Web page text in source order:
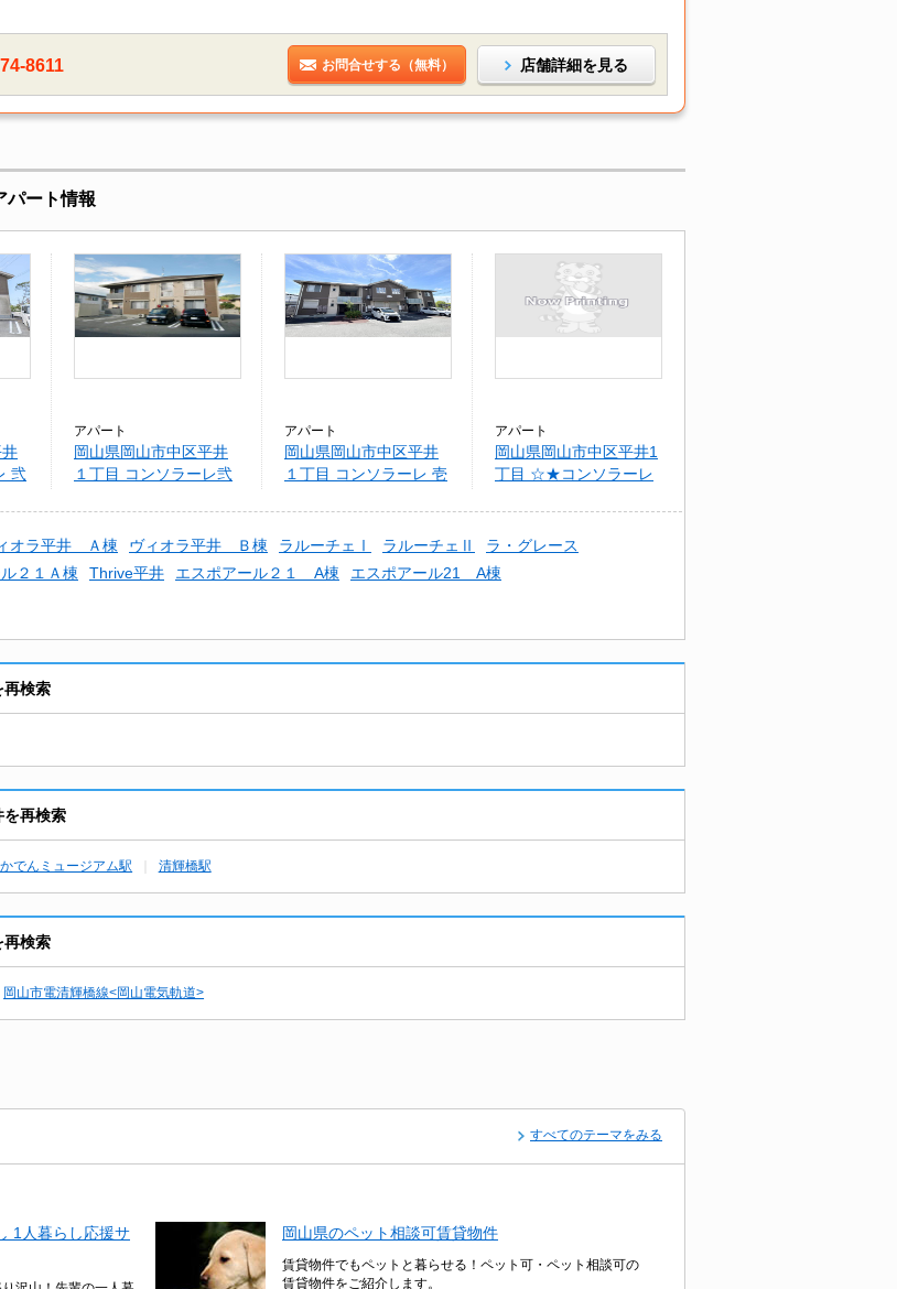
8611 お問合せする（無料） 店舗詳細を見る
パート情報
弐
アパート
岡山県岡山市中区平井
１丁目 コンソラーレ弐
アパート
岡山県岡山市中区平井
１丁目 コンソラーレ 壱
アパート
岡山県岡山市中区平井1
丁目 ☆★コンソラーレ
オラ平井 Ａ棟 ヴィオラ平井 Ｂ棟 ラルーチェⅠ ラルーチェⅡ
ラ・グレース
２１Ａ棟 Thrive平井 エスポアール２１ A棟
エスポアール21 A棟
再検索
を再検索
でんミュージアム駅 清輝橋駅
再検索
岡山市電清輝橋線<岡山電気軌道>
すべてのテーマをみる
1人暮らし応援サ
岡山県のペット相談可賃貸物件
賃貸物件でもペットと暮らせる！ペット可・ペット相談可の
賃貸物件をご紹介します。